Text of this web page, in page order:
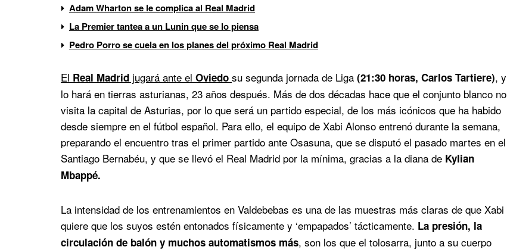
Adam Wharton se le complica al Real Madrid
La Premier tantea a un Lunin que se lo piensa
Pedro Porro se cuela en los planes del próximo Real Madrid
El Real Madrid jugará ante el Oviedo su segunda jornada de Liga (21:30 horas, Carlos Tartiere), y
lo hará en tierras asturianas, 23 años después. Más de dos décadas hace que el conjunto blanco no
visita la capital de Asturias, por lo que será un partido especial, de los más icónicos que ha habido
desde siempre en el fútbol español. Para ello, el equipo de Xabi Alonso entrenó durante la semana,
preparando el encuentro tras el primer partido ante Osasuna, que se disputó el pasado martes en el
Santiago Bernabéu, y que se llevó el Real Madrid por la mínima, gracias a la diana de Kylian
Mbappé.
La intensidad de los entrenamientos en Valdebebas es una de las muestras más claras de que Xabi
quiere que los suyos estén entonados físicamente y ‘empapados’ tácticamente. La presión, la
circulación de balón y muchos automatismos más, son los que el tolosarra, junto a su cuerpo